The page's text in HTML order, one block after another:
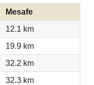
Mesafe
12.1 km
19.9 km
32.2 km
32.3 km